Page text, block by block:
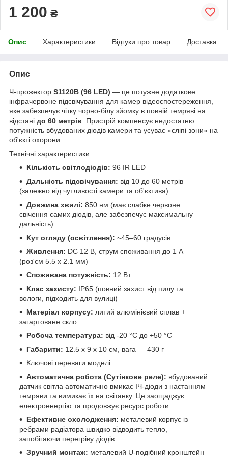
1 200 ₴
Опис Характеристики Відгуки про товар Доставка
Опис
Ч-прожектор S1120B (96 LED) — це потужне додаткове
інфрачервоне підсвічування для камер відеоспостереження,
яке забезпечує чітку чорно-білу зйомку в повній темряві на
відстані до 60 метрів . Пристрій компенсує недостатню
потужність вбудованих діодів камери та усуває «сліпі зони» на
об'єкті охорони.
Технічні характеристики
Кількість світлодіодів: 96 IR LED
Дальність підсвічування: від 10 до 60 метрів
(залежно від чутливості камери та об'єктива)
Довжина хвилі: 850 нм (має слабке червоне
свічення самих діодів, але забезпечує максимальну
дальність)
Кут огляду (освітлення): ~45–60 градусів
Живлення: DC 12 В, струм споживання до 1 А
(роз'єм 5.5 х 2.1 мм)
Споживана потужність: 12 Вт
Клас захисту: IP65 (повний захист від пилу та
вологи, підходить для вулиці)
Матеріал корпусу: литий алюмінієвий сплав +
загартоване скло
Робоча температура: від -20 °C до +50 °C
Габарити: 12.5 х 9 х 10 см, вага — 430 г
Ключові переваги моделі
Автоматична робота (Сутінкове реле): вбудований
датчик світла автоматично вмикає ІЧ-діоди з настанням
темряви та вимикає їх на світанку. Це заощаджує
електроенергію та продовжує ресурс роботи.
Ефективне охолодження: металевий корпус із
ребрами радіатора швидко відводить тепло,
запобігаючи перегріву діодів.
Зручний монтаж: металевий U-подібний кронштейн